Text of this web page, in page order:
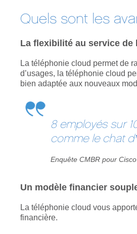
Quels sont les
La flexibilité au service
La téléphonie cloud permet de
d’usages, la téléphonie cloud
bien adaptée aux nouveaux
8 employés sur
comme le chat
Enquête CMBR pour Cisco
Un modèle financier
La téléphonie cloud vous
financière.